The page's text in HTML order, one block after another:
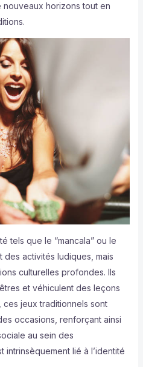
horizons tout en
tels que le “mancala” ou le
des activités ludiques, mais
culturelles profondes. Ils
et véhiculent des leçons
ces jeux traditionnels sont
occasions, renforçant ainsi
au sein des
intrinsèquement lié à l’identité